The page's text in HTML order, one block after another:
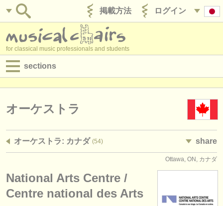
ログイン
掲載方法
for classical music professionals and students
sections
求人情報 (演奏関係の職)
求人情報 (管理者関連の職)
講習会
オーケストラ
オーケストラ: カナダ (54) share
Ottawa, ON, カナダ
National Arts Centre /
Centre national des Arts